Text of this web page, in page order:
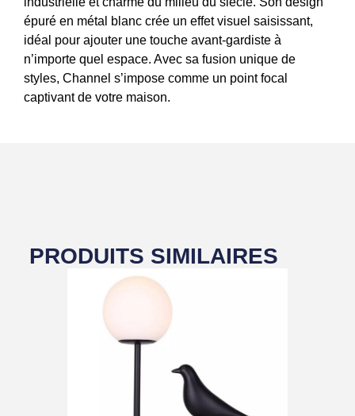
épuré en métal blanc crée un effet visuel saisissant,
idéal pour ajouter une touche avant-gardiste à
n’importe quel espace. Avec sa fusion unique de
styles, Channel s’impose comme un point focal
captivant de votre maison.
PRODUITS SIMILAIRES